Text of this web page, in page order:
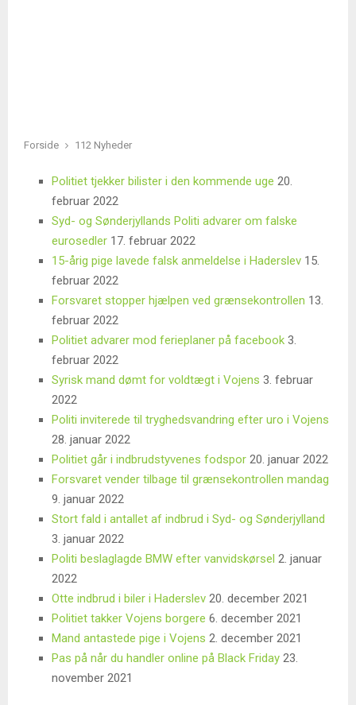
Forside 112 Nyheder
Politiet tjekker bilister i den kommende uge 20.
februar 2022
Syd- og Sønderjyllands Politi advarer om falske
eurosedler 17. februar 2022
15-årig pige lavede falsk anmeldelse i Haderslev 15.
februar 2022
Forsvaret stopper hjælpen ved grænsekontrollen 13.
februar 2022
Politiet advarer mod ferieplaner på facebook 3.
februar 2022
Syrisk mand dømt for voldtægt i Vojens 3. februar
2022
Politi inviterede til tryghedsvandring efter uro i Vojens
28. januar 2022
Politiet går i indbrudstyvenes fodspor 20. januar 2022
Forsvaret vender tilbage til grænsekontrollen mandag
9. januar 2022
Stort fald i antallet af indbrud i Syd- og Sønderjylland
3. januar 2022
Politi beslaglagde BMW efter vanvidskørsel 2. januar
2022
Otte indbrud i biler i Haderslev 20. december 2021
Politiet takker Vojens borgere 6. december 2021
Mand antastede pige i Vojens 2. december 2021
Pas på når du handler online på Black Friday 23.
november 2021